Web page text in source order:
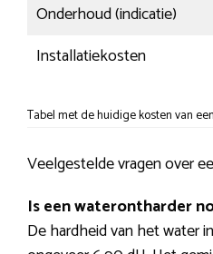
Onderhoud (indicatie)
Installatiekosten
Tabel met de huidige kosten van
Veelgestelde vragen over
Is een waterontharder
De hardheid van het water